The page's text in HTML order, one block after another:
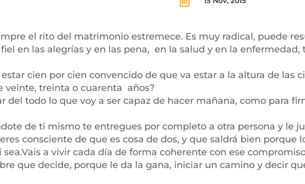
el rito del matrimonio estremece. Es muy radical, puede
en las alegrías y en las pena, en la salud y en la enfermedad,
cien por cien convencido de que va estar a la altura de las
veinte, treinta o cuarenta años?
del todo lo que voy a ser capaz de hacer mañana, como para
de ti mismo te entregues por completo a otra persona y le
consciente de que es cosa de dos, y que saldrá bien porque
a vivir cada día de forma coherente con ese
que decide, porque le da la gana, iniciar un camino y decir